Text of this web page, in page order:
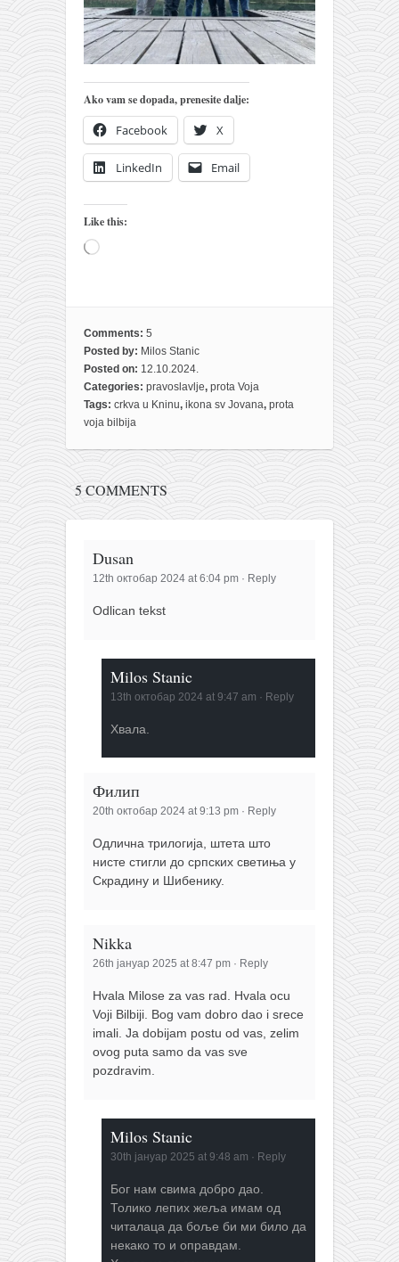
Ako vam se dopada, prenesite dalje:
Facebook X
LinkedIn Email
Like this:
Loading…
Comments: 5
Posted by: Milos Stanic
Posted on: 12.10.2024.
Categories: pravoslavlje, prota Voja
Tags: crkva u Kninu, ikona sv Jovana, prota
voja bilbija
5 COMMENTS
Dusan
12th октобар 2024 at 6:04 pm · Reply
Odlican tekst
Milos Stanic
13th октобар 2024 at 9:47 am · Reply
Хвала.
Филип
20th октобар 2024 at 9:13 pm · Reply
Одлична трилогија, штета што
нисте стигли до српских светиња у
Скрадину и Шибенику.
Nikka
26th јануар 2025 at 8:47 pm · Reply
Hvala Milose za vas rad. Hvala ocu
Voji Bilbiji. Bog vam dobro dao i srece
imali. Ja dobijam postu od vas, zelim
ovog puta samo da vas sve
pozdravim.
Milos Stanic
30th јануар 2025 at 9:48 am · Reply
Бог нам свима добро дао.
Толико лепих жеља имам од
читалаца да боље би ми било да
некако то и оправдам.